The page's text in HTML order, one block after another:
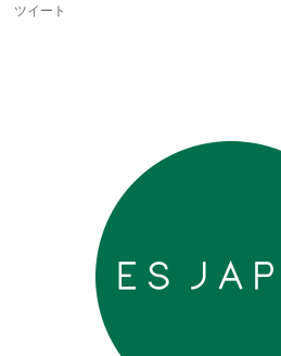
ツイート